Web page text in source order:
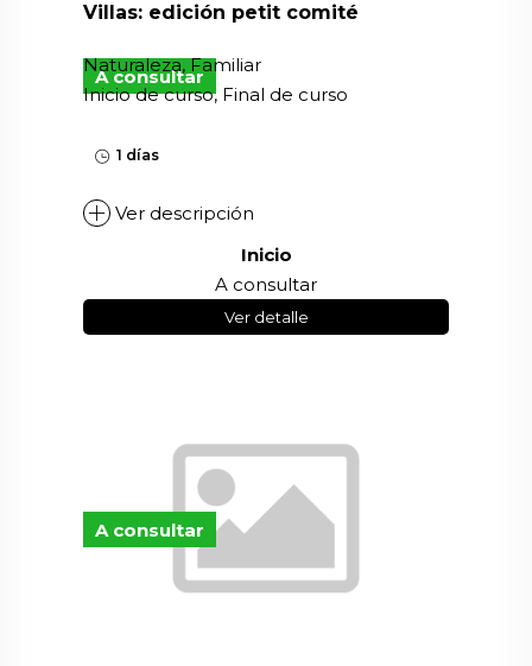
A consultar
Villas: edición petit comité
Naturaleza, Familiar
Inicio de curso, Final de curso
1 días
Ver descripción
Inicio
A consultar
Ver detalle
A consultar